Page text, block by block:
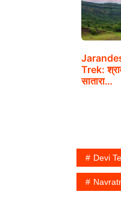
Trek:
सातारा…
Devi